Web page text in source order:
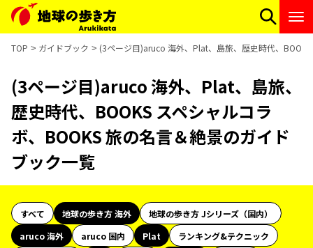
TOP ガイドブック (3ページ目)aruco 海外、Plat、島旅、歴史時代、
(3ページ目)aruco 海外、Plat、島旅、
歴史時代、BOOKS スペシャルコラ
ボ、BOOKS 旅の名言＆絶景のガイド
ブック一覧
すべて 地球の歩き方 海外
地球の歩き方 Jシリーズ（国内）
aruco 海外
aruco 国内 Plat
ランキング&テクニック